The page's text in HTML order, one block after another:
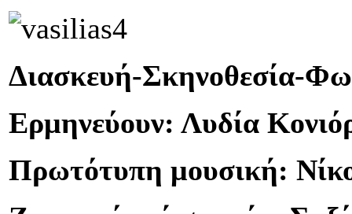
Διασκευή-Σκηνοθεσία-
Ερμηνεύουν: Λυδία
Πρωτότυπη μουσική: